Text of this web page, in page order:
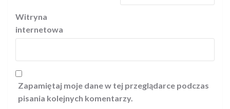
Witryna
internetowa
Zapamiętaj moje dane w tej przeglądarce podczas
pisania kolejnych komentarzy.